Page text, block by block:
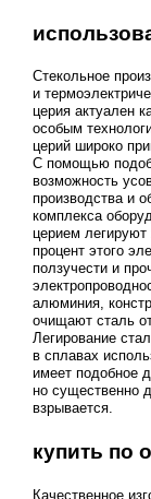
Стекольное
и
церия актуален
особым
церий широко
С помощью
возможность
производства и
комплекса
церием
процент этого
ползучести и
алюминия,
очищают сталь
Легирование
в сплавах
имеет подобное
но существенно
взрывается.
купить по
Качественное